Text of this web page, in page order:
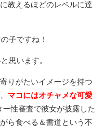
教えるほどのレベルに達
子ですね！
思います。
りがたいイメージを持つ
マコにはオチャメな可愛
ー性審査で彼女が披露した
ら食べる＆書道という不